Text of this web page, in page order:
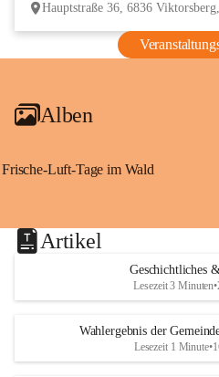
Hauptstraße 36, 6836
Alben
Frische-Luft-Tage im Wald
Artikel
Geschichtliches
Lesezeit 3 Minuten•
Wahlergebnis der
Lesezeit 1 Minute•